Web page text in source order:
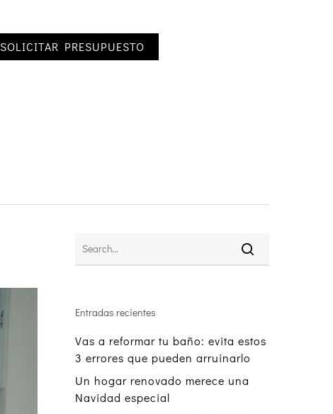
SOLICITAR PRESUPUESTO
Entradas recientes
Vas a reformar tu baño: evita estos
3 errores que pueden arruinarlo
Un hogar renovado merece una
Navidad especial